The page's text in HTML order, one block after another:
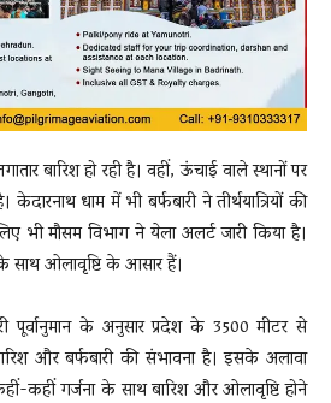
बारिश हो रही है। वहीं, ऊंचाई वाले स्थानों पर
धाम में भी बर्फबारी ने तीर्थयात्रियों की
भी मौसम विभाग ने येला अलर्ट जारी किया है।
साथ ओलावृष्टि के आसार हैं।
पूर्वानुमान के अनुसार प्रदेश के 3500 मीटर से
और बर्फबारी की संभावना है। इसके अलावा
कहीं गर्जना के साथ बारिश और ओलावृष्टि होने